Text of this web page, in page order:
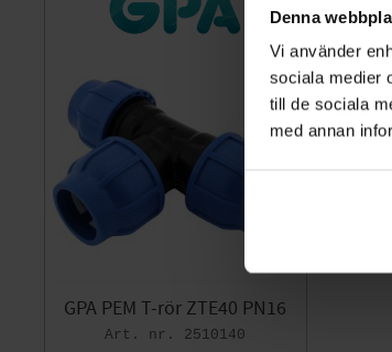
Denna
Vi använder
sociala medier
till de sociala
med annan
GPA PEM T-rör ZTE40 PN16
2510140